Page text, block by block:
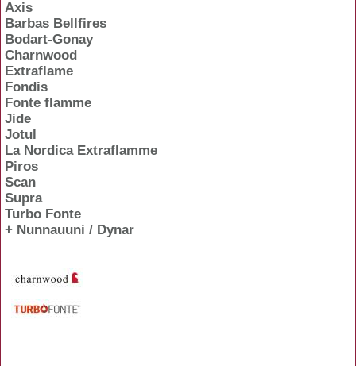
Axis
Barbas Bellfires
Bodart-Gonay
Charnwood
Extraflame
Fondis
Fonte flamme
Jide
Jotul
La Nordica Extraflamme
Piros
Scan
Supra
Turbo Fonte
+ Nunnauuni / Dynar